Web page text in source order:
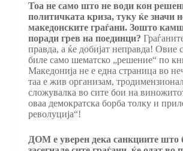
Тоа не само што не води кон
политичката криза, туку ќе значи
македонските граѓани. Зошто
поради грев на поединци?
правда, а ќе добијат неправда! Овие
биле само шематско „решение“ по
Македонија не е една страница во
таа е жив организам,
сложувалка во сите бои на
оваа демократска борба толку и
револуција“!
ДОМ е уверен дека санкциите што